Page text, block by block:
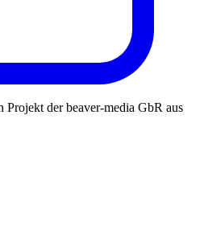
der beaver-media GbR aus